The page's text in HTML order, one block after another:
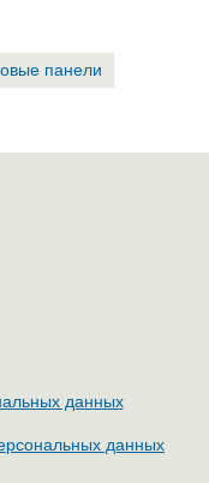
панели
данных
данных